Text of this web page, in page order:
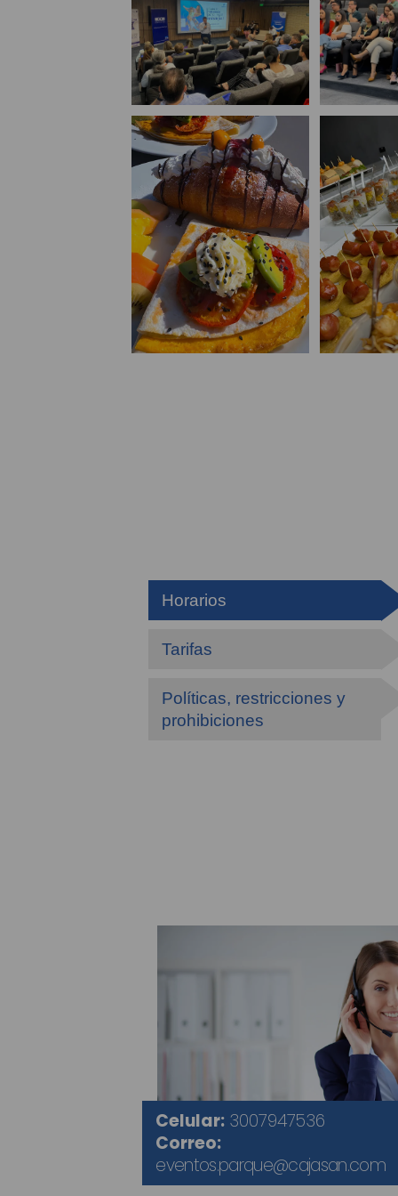
Horarios
Tarifas
Políticas, restricciones y
prohibiciones
Celular: 3007947536
Correo:
eventos.parque@cajasan.com